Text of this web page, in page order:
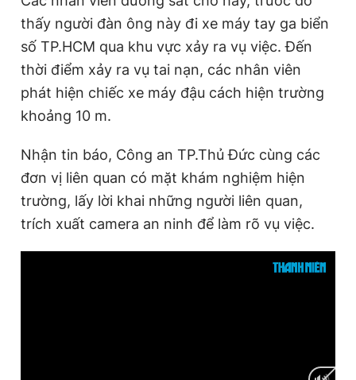
thấy người đàn ông này đi xe máy tay ga biển
số TP.HCM qua khu vực xảy ra vụ việc. Đến
thời điểm xảy ra vụ tai nạn, các nhân viên
phát hiện chiếc xe máy đậu cách hiện trường
khoảng 10 m.
Nhận tin báo, Công an TP.Thủ Đức cùng các
đơn vị liên quan có mặt khám nghiệm hiện
trường, lấy lời khai những người liên quan,
trích xuất camera an ninh để làm rõ vụ việc.